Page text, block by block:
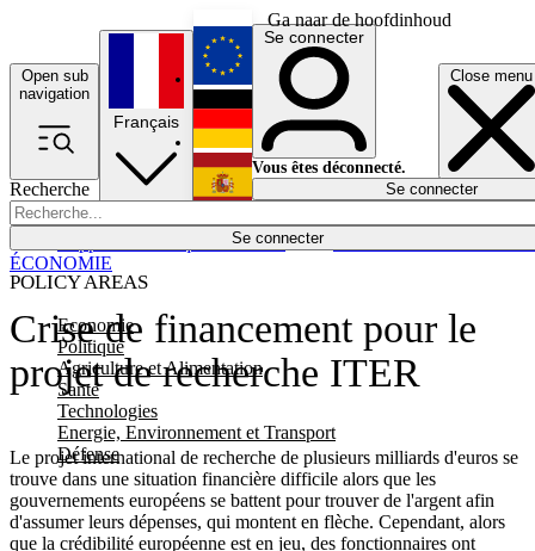
Ga naar de hoofdinhoud
Open sub
navigation
Close menu
Recherche
Se connecter
POLICY AREAS
Economie
Politique
Agriculture et Alimentation
Santé
Technologies
Energie, Environnement et Transport
Défense
Économie
Français
English
Deutsch
Español
Se connecter
Vous êtes déconnecté.
Se connecter
Crise de financement pour le
projet de recherche ITER
Le projet international de recherche de plusieurs milliards d'euros se
trouve dans une situation financière difficile alors que les
gouvernements européens se battent pour trouver de l'argent afin
d'assumer leurs dépenses, qui montent en flèche. Cependant, alors
que la crédibilité européenne est en jeu, des fonctionnaires ont
ÉCONOMIE